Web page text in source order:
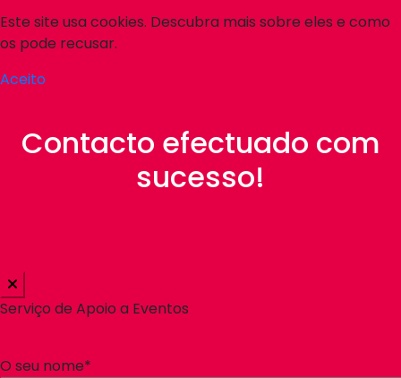
Este site usa cookies. Descubra mais sobre eles e como
os pode recusar.
Aceito
Contacto efectuado com
sucesso!
Serviço de Apoio a Eventos
O seu nome*